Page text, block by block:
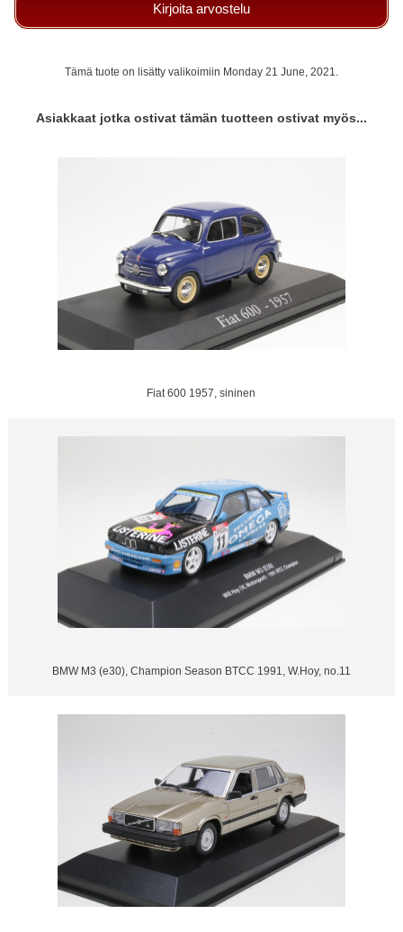
Kirjoita arvostelu
Tämä tuote on lisätty valikoimiin Monday 21 June, 2021.
Asiakkaat jotka ostivat tämän tuotteen ostivat myös...
Fiat 600 1957, sininen
BMW M3 (e30), Champion Season BTCC 1991, W.Hoy, no.11